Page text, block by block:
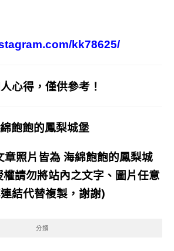
kk78625/
心得，僅供參考！
飽飽的鳳梨城堡
章照片皆為海綿飽飽的鳳梨城
請勿將站內之文字、圖片任意
結代替複製，謝謝)
分類